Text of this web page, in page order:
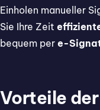
Einholen manueller
Sie Ihre Zeit
bequem per e-
Vorteile